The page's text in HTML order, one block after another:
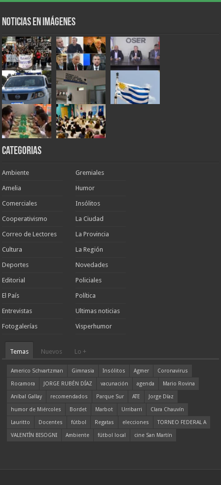
Noticias en Imágenes
Categorias
Ambiente
Amelia
Comerciales
Cooperativismo
Correo de Lectores
Cultura
Deportes
Editorial
El País
Entrevistas
Fotogalerías
Gremiales
Humor
Insólitos
La Ciudad
La Provincia
La Región
Novedades
Policiales
Política
Ultimas noticias
Visperhumor
Temas Nuevos Lo +
Americo Schvartzman Gimnasia Insólitos Agmer
Coronavirus
Rocamora
JORGE RUBÉN DÍAZ vacunación agenda
Mario Rovina
Aníbal Gallay
recomendados Parque Sur ATE
Jorge Díaz
humor de Miércoles
Bordet Marbot Urribarri
Clara Chauvín
Lauritto
Docentes fútbol Regatas elecciones
TORNEO FEDERAL A
VALENTÍN BISOGNI
Ambiente fútbol local cine San Martín